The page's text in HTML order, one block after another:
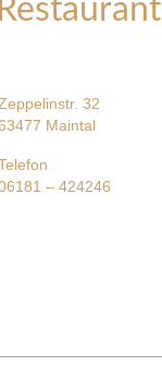
32
Maintal
– 424246